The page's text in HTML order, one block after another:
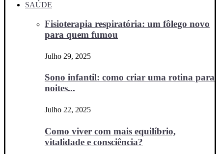
SAÚDE
Fisioterapia respiratória: um fôlego novo
para quem fumou
Julho 29, 2025
Sono infantil: como criar uma rotina para
noites...
Julho 22, 2025
Como viver com mais equilíbrio,
vitalidade e consciência?